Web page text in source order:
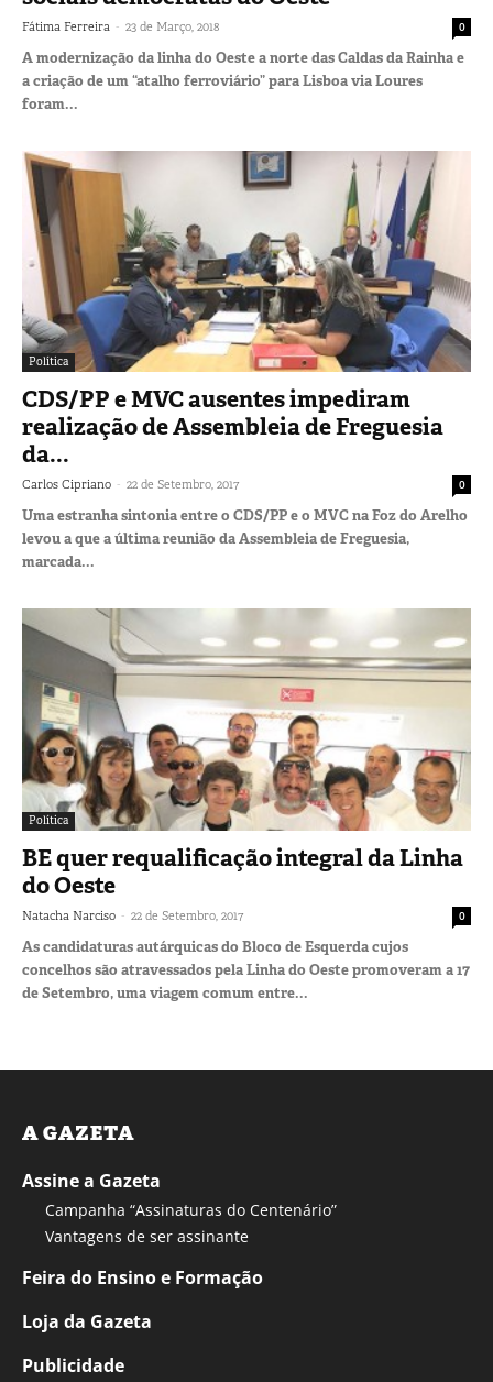
Fátima Ferreira - 23 de Março, 2018 0
A modernização da linha do Oeste a norte das Caldas da Rainha e
a criação de um “atalho ferroviário” para Lisboa via Loures
foram...
Política
CDS/PP e MVC ausentes impediram
realização de Assembleia de Freguesia
da...
Carlos Cipriano - 22 de Setembro, 2017 0
Uma estranha sintonia entre o CDS/PP e o MVC na Foz do Arelho
levou a que a última reunião da Assembleia de Freguesia,
marcada...
Política
BE quer requalificação integral da Linha
do Oeste
Natacha Narciso - 22 de Setembro, 2017 0
As candidaturas autárquicas do Bloco de Esquerda cujos
concelhos são atravessados pela Linha do Oeste promoveram a 17
de Setembro, uma viagem comum entre...
A GAZETA
Assine a Gazeta
Campanha “Assinaturas do Centenário”
Vantagens de ser assinante
Feira do Ensino e Formação
Loja da Gazeta
Publicidade